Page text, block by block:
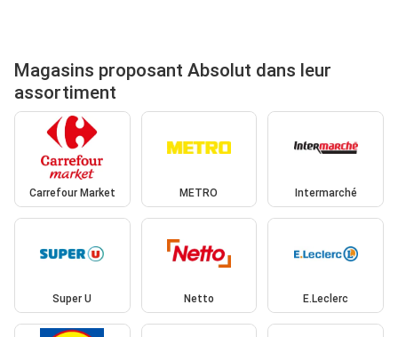
Magasins proposant Absolut dans leur
assortiment
Carrefour Market METRO Intermarché
Super U Netto E.Leclerc